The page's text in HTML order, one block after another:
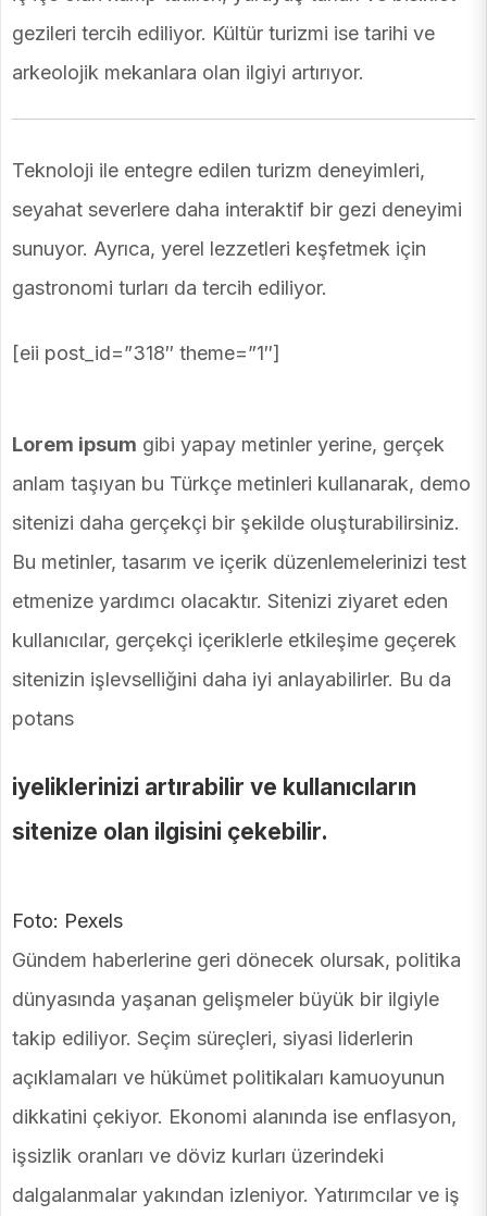
gezileri tercih ediliyor. Kültür turizmi ise tarihi ve
arkeolojik mekanlara olan ilgiyi artırıyor.
Teknoloji ile entegre edilen turizm deneyimleri,
seyahat severlere daha interaktif bir gezi deneyimi
sunuyor. Ayrıca, yerel lezzetleri keşfetmek için
gastronomi turları da tercih ediliyor.
[eii post_id=”318″ theme=”1″]
Lorem ipsum gibi yapay metinler yerine, gerçek
anlam taşıyan bu Türkçe metinleri kullanarak, demo
sitenizi daha gerçekçi bir şekilde oluşturabilirsiniz.
Bu metinler, tasarım ve içerik düzenlemelerinizi test
etmenize yardımcı olacaktır. Sitenizi ziyaret eden
kullanıcılar, gerçekçi içeriklerle etkileşime geçerek
sitenizin işlevselliğini daha iyi anlayabilirler. Bu da
potans
iyeliklerinizi artırabilir ve kullanıcıların
sitenize olan ilgisini çekebilir.
Foto: Pexels
Gündem haberlerine geri dönecek olursak, politika
dünyasında yaşanan gelişmeler büyük bir ilgiyle
takip ediliyor. Seçim süreçleri, siyasi liderlerin
açıklamaları ve hükümet politikaları kamuoyunun
dikkatini çekiyor. Ekonomi alanında ise enflasyon,
işsizlik oranları ve döviz kurları üzerindeki
dalgalanmalar yakından izleniyor. Yatırımcılar ve iş